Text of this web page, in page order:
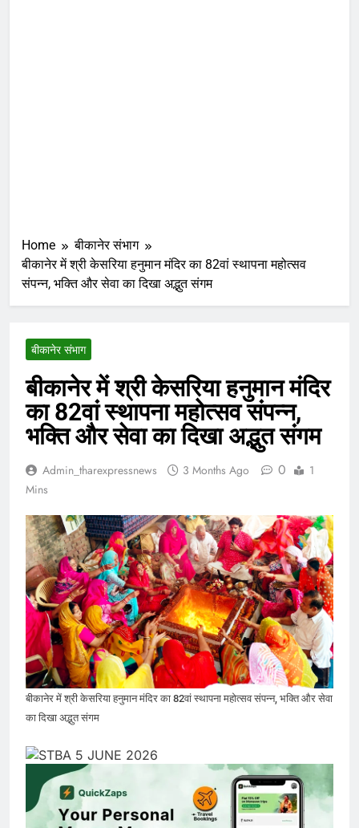
Home
बीकानेर संभाग
बीकानेर में श्री केसरिया हनुमान मंदिर का 82वां स्थापना महोत्सव
संपन्न, भक्ति और सेवा का दिखा अद्भुत संगम
बीकानेर संभाग
बीकानेर में श्री केसरिया हनुमान मंदिर
का 82वां स्थापना महोत्सव संपन्न,
भक्ति और सेवा का दिखा अद्भुत संगम
Admin_tharexpressnews 3 Months Ago 0
1
Mins
बीकानेर में श्री केसरिया हनुमान मंदिर का 82वां स्थापना महोत्सव संपन्न, भक्ति और सेवा
का दिखा अद्भुत संगम